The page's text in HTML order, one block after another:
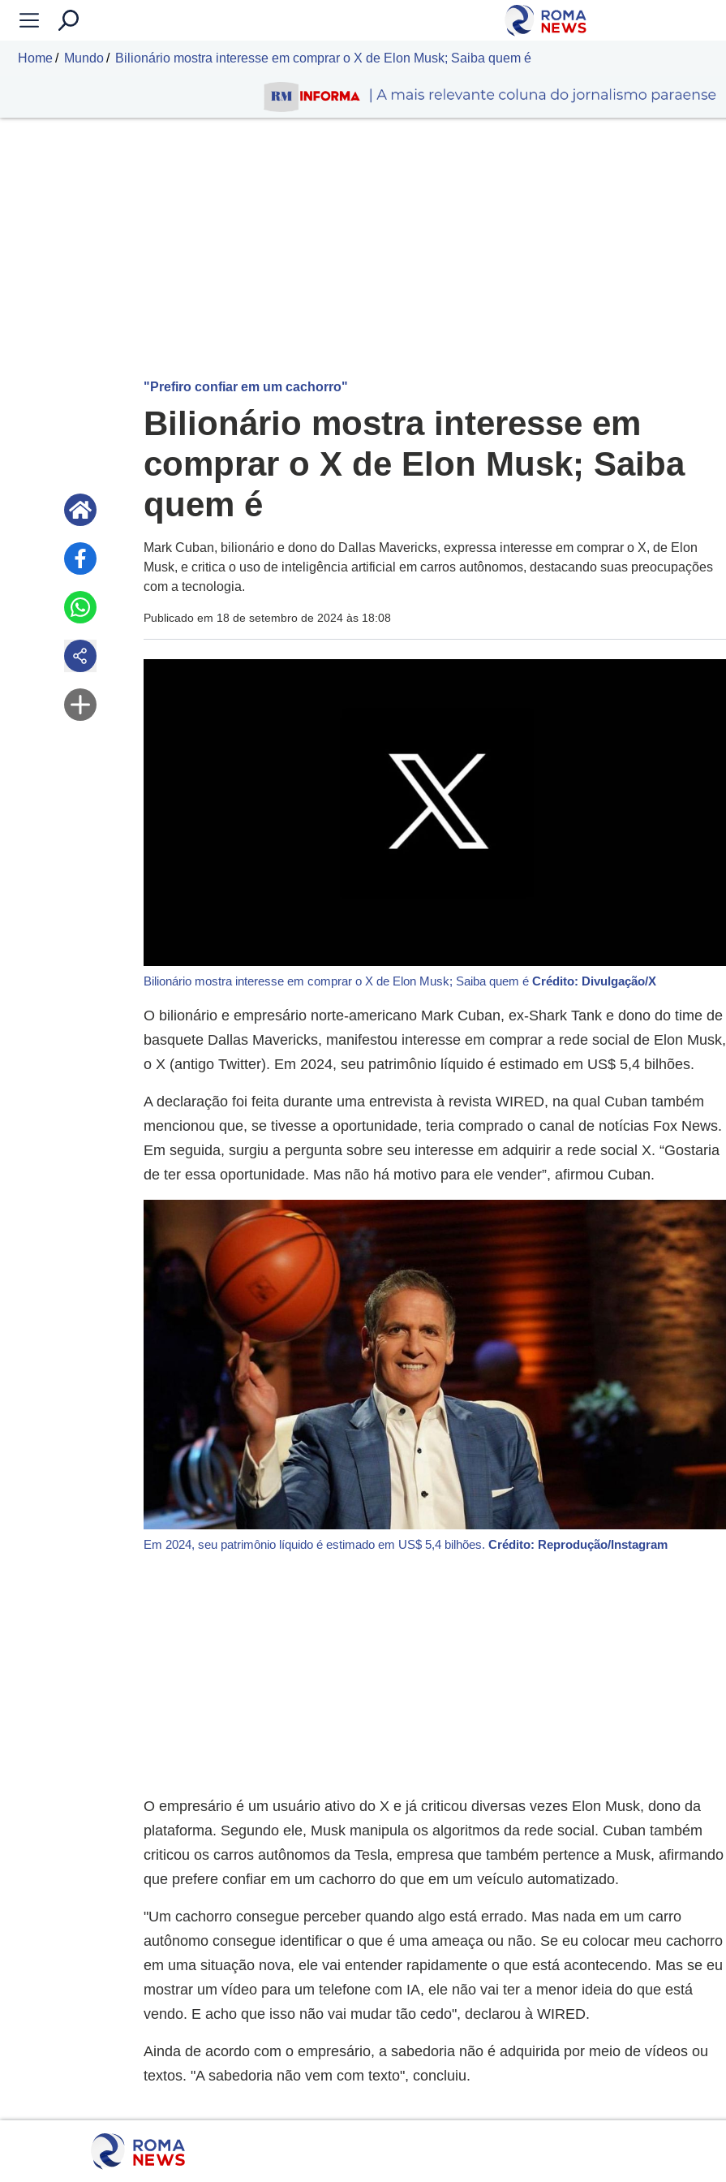
Home Mundo Bilionário mostra interesse em comprar o X de Elon Musk; Saiba quem é
"Prefiro confiar em um cachorro"
Bilionário mostra interesse em
comprar o X de Elon Musk; Saiba
quem é
Mark Cuban, bilionário e dono do Dallas Mavericks, expressa interesse em comprar o X, de Elon
Musk, e critica o uso de inteligência artificial em carros autônomos, destacando suas preocupações
com a tecnologia.
Publicado em 18 de setembro de 2024 às 18:08
Bilionário mostra interesse em comprar o X de Elon Musk; Saiba quem éCrédito: Divulgação/X
O bilionário e empresário norte-americano Mark Cuban, ex-Shark Tank e dono do time de
basquete Dallas Mavericks, manifestou interesse em comprar a rede social de Elon Musk,
o X (antigo Twitter). Em 2024, seu patrimônio líquido é estimado em US$ 5,4 bilhões.
A declaração foi feita durante uma entrevista à revista WIRED, na qual Cuban também
mencionou que, se tivesse a oportunidade, teria comprado o canal de notícias Fox News.
Em seguida, surgiu a pergunta sobre seu interesse em adquirir a rede social X. “Gostaria
de ter essa oportunidade. Mas não há motivo para ele vender”, afirmou Cuban.
Em 2024, seu patrimônio líquido é estimado em US$ 5,4 bilhões.Crédito: Reprodução/Instagram
O empresário é um usuário ativo do X e já criticou diversas vezes Elon Musk, dono da
plataforma. Segundo ele, Musk manipula os algoritmos da rede social. Cuban também
criticou os carros autônomos da Tesla, empresa que também pertence a Musk, afirmando
que prefere confiar em um cachorro do que em um veículo automatizado.
"Um cachorro consegue perceber quando algo está errado. Mas nada em um carro
autônomo consegue identificar o que é uma ameaça ou não. Se eu colocar meu cachorro
em uma situação nova, ele vai entender rapidamente o que está acontecendo. Mas se eu
mostrar um vídeo para um telefone com IA, ele não vai ter a menor ideia do que está
vendo. E acho que isso não vai mudar tão cedo", declarou à WIRED.
Ainda de acordo com o empresário, a sabedoria não é adquirida por meio de vídeos ou
textos. "A sabedoria não vem com texto", concluiu.